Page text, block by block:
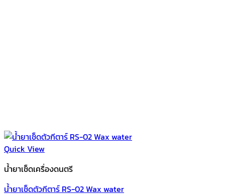
Quick View
น้ำยาเช็ดเครื่องดนตรี
น้ำยาเช็ดตัวกีตาร์ RS-02 Wax water